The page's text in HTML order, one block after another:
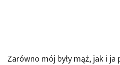
Zarówno mój były mąż, jak i